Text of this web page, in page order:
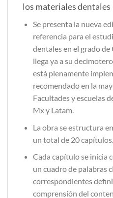
los materiales dentales
Se presenta la nueva
referencia para el
dentales en el grado
llega ya a su
está plenamente
recomendado en la
Facultades y escuelas
Mx y Latam.
La obra se estructura
un total de 20 capítulos.
Cada capítulo se inicia
un cuadro de palabras
correspondientes
comprensión del